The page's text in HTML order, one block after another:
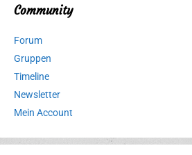
Community
Forum
Gruppen
Timeline
Newsletter
Mein Account